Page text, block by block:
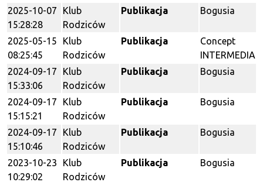
2025-10-07
15:28:28
Klub
Rodziców
Publikacja Bogusia
2025-05-15
08:25:45
Klub
Rodziców
Publikacja
Concept
INTERMEDIA
2024-09-17
15:33:06
Klub
Rodziców
Publikacja Bogusia
2024-09-17
15:15:21
Klub
Rodziców
Publikacja Bogusia
2024-09-17
15:10:46
Klub
Rodziców
Publikacja Bogusia
2023-10-23
10:29:02
Klub
Rodziców
Publikacja Bogusia